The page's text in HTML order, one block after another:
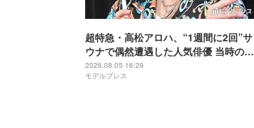
超特急・高松アロハ、“1週間に2回”サ
ウナで偶然遭遇した人気俳優 当時の状
況再現「めっちゃ可愛いなと思いまし
た」【名探偵のままでいて】
2026.08.05 16:29
モデルプレス